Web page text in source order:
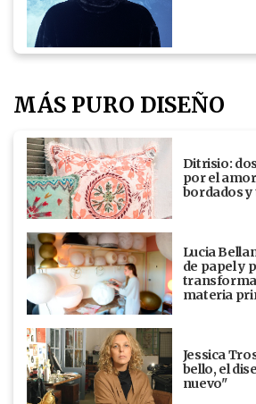
MÁS PURO DISEÑO
Ditrisio:
por el
bordados
Lucia
de papel y
materia
Jessica
bello, el
nuevo"